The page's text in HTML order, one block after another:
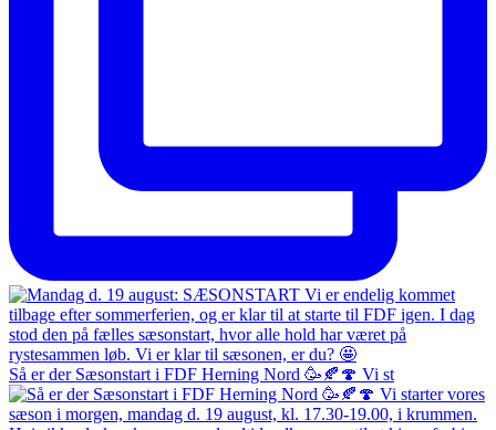
Så er der Sæsonstart i FDF Herning Nord 🥳🍂🍄 Vi st